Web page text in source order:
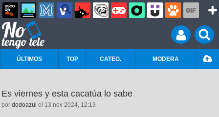
ÚLTIMOS TOP CATEG. MODERA
Es viernes y esta cacatúa lo sabe
por dodoazul el 13 nov 2024, 12:13